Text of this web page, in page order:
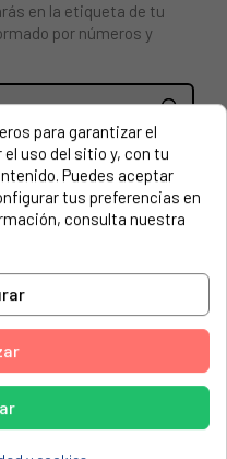
en la etiqueta de tu
por números y
AEG, ELECTROLUX
para garantizar el
uso del sitio y, con tu
Puedes aceptar
tus preferencias en
consulta nuestra